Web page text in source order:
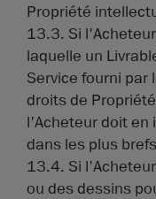
Propriété
13.3. Si
laquelle un
Service fourni par
droits de
l'Acheteur doit en
dans les plus
13.4. Si
ou des dessins